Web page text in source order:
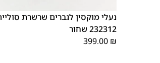
נעלי מוקסין לגברים שרשרת
232312 שחור
399.00 ₪